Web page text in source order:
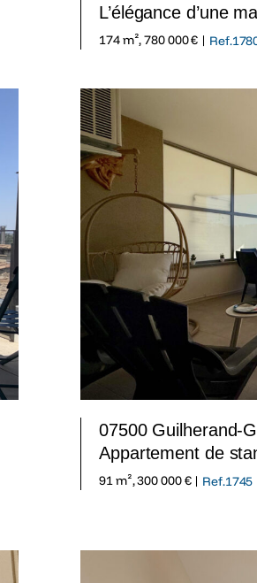
L’élégance d’une
174 m², 780 000 € |
07500 Guilherand-
Appartement de
91 m², 300 000 € | Ref.1745